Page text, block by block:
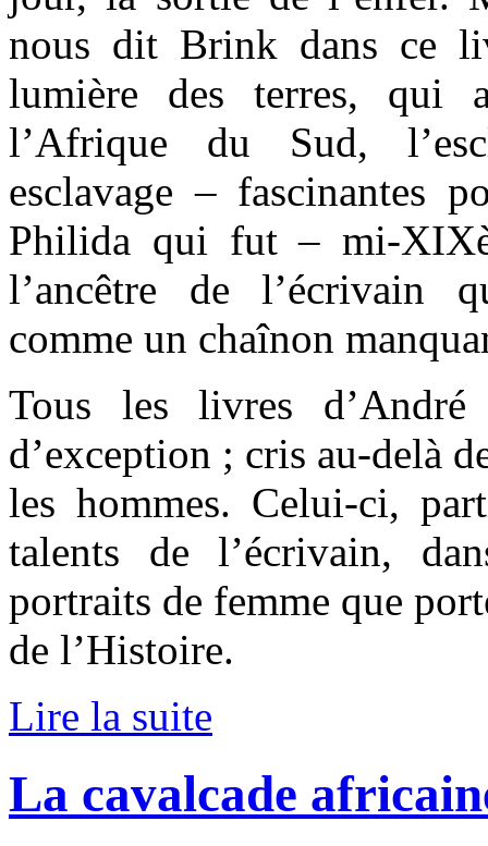
nous dit Brink dans ce
lumière des terres, qui
l’Afrique du Sud,
esclavage – fascinantes
Philida qui fut – mi-
l’ancêtre de l’écrivain
comme un chaînon
Tous les livres
d’exception ; cris au-delà
les hommes. Celui-ci,
talents de l’écrivain,
portraits de femme que
de l’Histoire.
Lire la suite
La cavalcade